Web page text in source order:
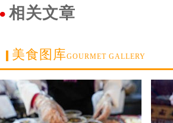
相关文章
美食图库GOURMET GALLERY